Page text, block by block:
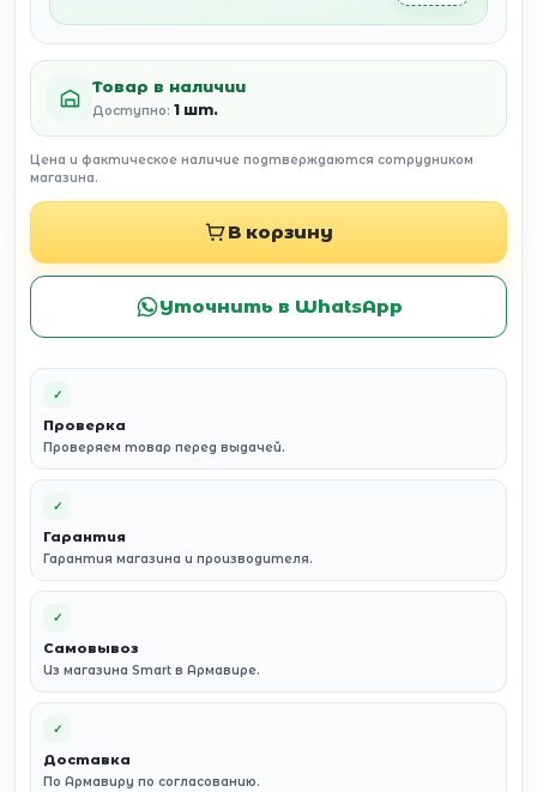
Товар в наличии
Доступно: 1 шт.
Цена и фактическое наличие подтверждаются сотрудником
магазина.
В корзину
Уточнить в WhatsApp
✓
Проверка
Проверяем товар перед выдачей.
✓
Гарантия
Гарантия магазина и производителя.
✓
Самовывоз
Из магазина Smart в Армавире.
✓
Доставка
По Армавиру по согласованию.